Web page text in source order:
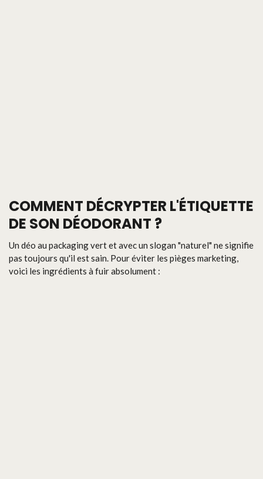
COMMENT DÉCRYPTER L'ÉTIQUETTE
DE SON DÉODORANT ?
Un déo au packaging vert et avec un slogan "naturel" ne signifie
pas toujours qu'il est sain. Pour éviter les pièges marketing,
voici les ingrédients à fuir absolument :